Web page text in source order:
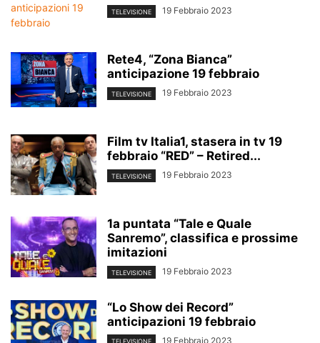
TELEVISIONE 19 Febbraio 2023
Rete4, “Zona Bianca”
anticipazione 19 febbraio
TELEVISIONE 19 Febbraio 2023
Film tv Italia1, stasera in tv 19
febbraio “RED” – Retired...
TELEVISIONE 19 Febbraio 2023
1a puntata “Tale e Quale
Sanremo”, classifica e prossime
imitazioni
TELEVISIONE 19 Febbraio 2023
“Lo Show dei Record”
anticipazioni 19 febbraio
TELEVISIONE 19 Febbraio 2023